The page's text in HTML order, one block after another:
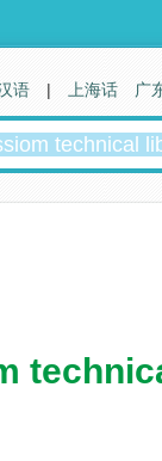
语 | 上海话 广